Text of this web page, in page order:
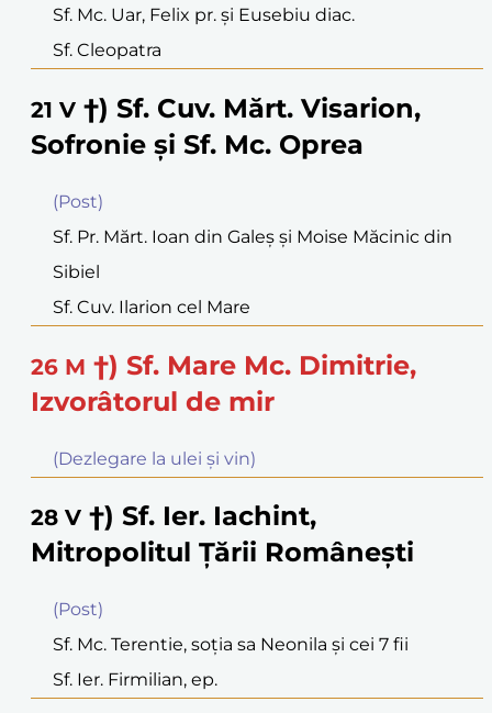
Sf. Mc. Uar, Felix pr. şi Eusebiu diac.
Sf. Cleopatra
21 V †) Sf. Cuv. Mărt. Visarion,
Sofronie şi Sf. Mc. Oprea
(Post)
Sf. Pr. Mărt. Ioan din Galeş şi Moise Măcinic din
Sibiel
Sf. Cuv. Ilarion cel Mare
26 M †) Sf. Mare Mc. Dimitrie,
Izvorâtorul de mir
(Dezlegare la ulei şi vin)
28 V †) Sf. Ier. Iachint,
Mitropolitul Ţării Româneşti
(Post)
Sf. Mc. Terentie, soţia sa Neonila şi cei 7 fii
Sf. Ier. Firmilian, ep.